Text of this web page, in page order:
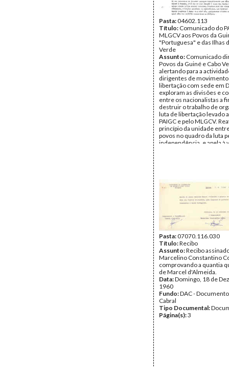
Pasta:04602.113
Título: Comunicado do
MLGCV aos Povos da
"Portuguesa" e das Ilhas
Verde
Assunto: Comunicado
Povos da Guiné e Cabo
alertando para a
dirigentes de
libertação com sede em
exploram as divisões e
entre os nacionalistas a
destruir o trabalho de
luta de libertação levado
PAIGC e pelo MLGCV.
princípio da unidade
povos no quadro da luta
independência, e apela à
pelo Comité Director do
Cabral - Iva Cabral
Tipo Documental:
Página(s):4
Pasta:07070.116.030
Título:Recibo
Assunto:Recibo
Marcelino Constantino
comprovando a quantia
de Marcel d'Almeida.
Data:Domingo, 18 de
1960
Fundo:DAC -
Cabral
Tipo Documental:
Página(s):3